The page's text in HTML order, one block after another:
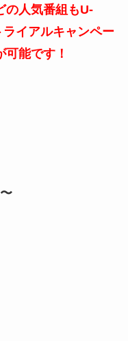
の人気番組もU-
イアルキャンペー
能です！